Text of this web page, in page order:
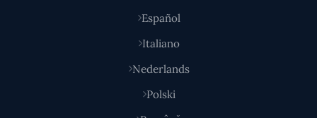
Español
Italiano
Nederlands
Polski